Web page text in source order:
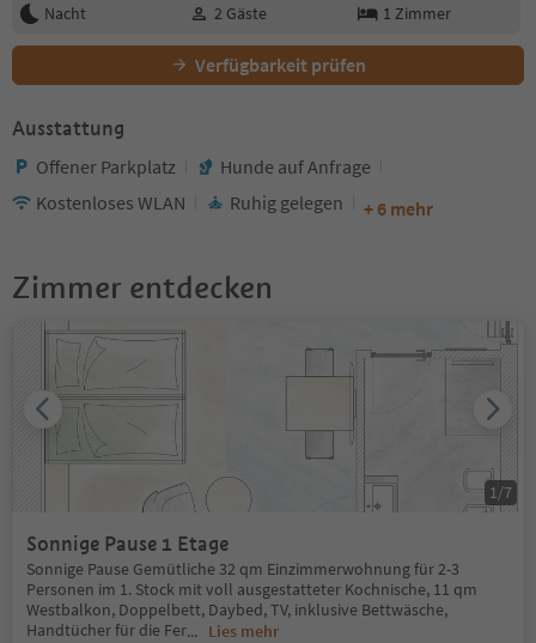
Nacht
2 Gäste 1 Zimmer
Verfügbarkeit prüfen
Ausstattung
Offener Parkplatz
Hunde auf Anfrage
Kostenloses WLAN
Ruhig gelegen + 6 mehr
Zimmer entdecken
Sonnige Pause 1 Etage
Sonnige Pause Gemütliche 32 qm Einzimmerwohnung für 2-3
Personen im 1. Stock mit voll ausgestatteter Kochnische, 11 qm
Westbalkon, Doppelbett, Daybed, TV, inklusive Bettwäsche,
Handtücher für die Fer... Lies mehr
1 /7